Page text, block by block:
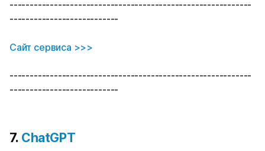
------------------------------------------------------------
---------------------------
Сайт сервиса >>>
------------------------------------------------------------
---------------------------
7. ChatGPT